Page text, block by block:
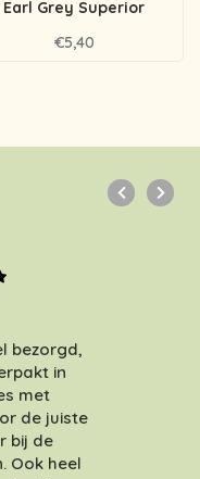
Earl Grey Superior
€5,40
bezorgd,
in
met
de juiste
bij de
Ook heel